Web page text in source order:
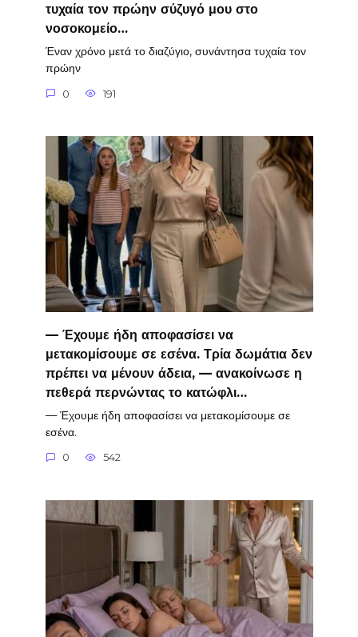
τυχαία τον πρώην σύζυγό μου στο
νοσοκομείο…
Έναν χρόνο μετά το διαζύγιο, συνάντησα τυχαία τον
πρώην
0 191
— Έχουμε ήδη αποφασίσει να
μετακομίσουμε σε εσένα. Τρία δωμάτια δεν
πρέπει να μένουν άδεια, — ανακοίνωσε η
πεθερά περνώντας το κατώφλι…
— Έχουμε ήδη αποφασίσει να μετακομίσουμε σε
εσένα.
0 542